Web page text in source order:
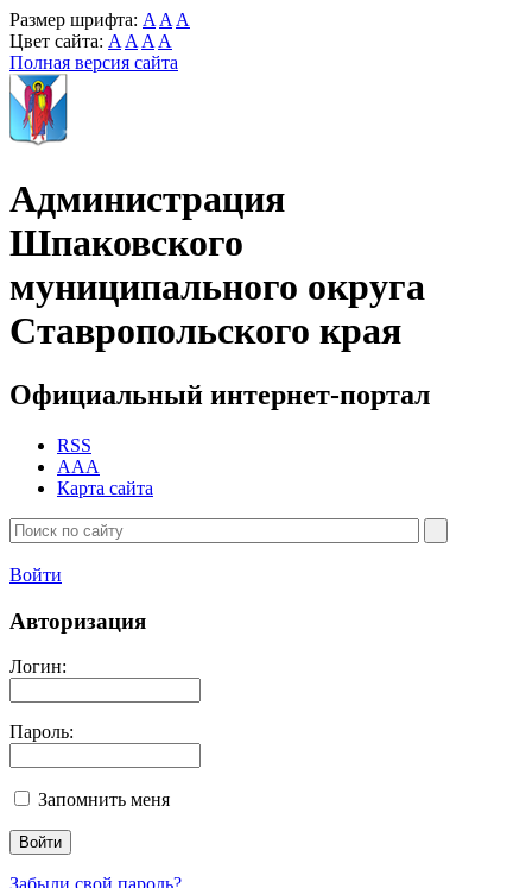
Размер шрифта: A A A
Цвет сайта: A A A A
Полная версия сайта
Администрация
Шпаковского
муниципального округа
Ставропольского края
Официальный интернет-портал
RSS
AAA
Карта сайта
Войти
Авторизация
Логин:
Пароль:
Запомнить меня